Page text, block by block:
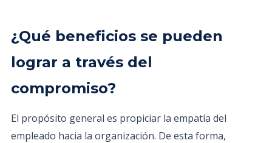
¿Qué beneficios se pueden
lograr a través del
compromiso?
El propósito general es propiciar la empatía del
empleado hacia la organización. De esta forma,